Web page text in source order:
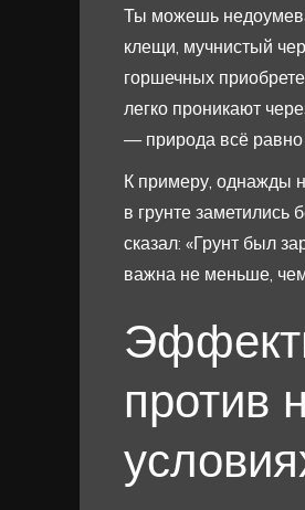
Ты можешь
клещи, мучнистый
горшечных
легко проникают
— природа всё равно
К примеру, однажды
в грунте заметились
сказал: «Грунт был
важна не меньше,
против